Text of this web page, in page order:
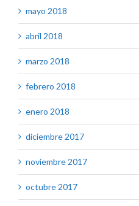
mayo 2018
abril 2018
marzo 2018
febrero 2018
enero 2018
diciembre 2017
noviembre 2017
octubre 2017